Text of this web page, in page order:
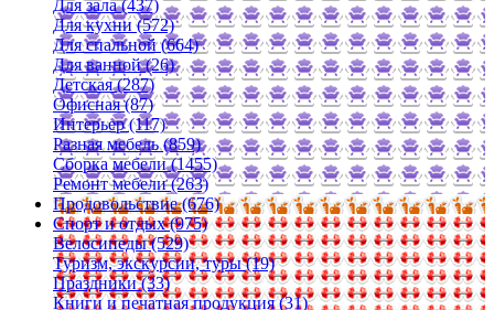
Для зала (437)
Для кухни (572)
Для спальной (664)
Для ванной (26)
Детская (287)
Офисная (87)
Интерьер (117)
Разная мебель (859)
Сборка мебели (1455)
Ремонт мебели (263)
Продовольствие (676)
Спорт и отдых (975)
Велосипеды (529)
Туризм, экскурсии, туры (19)
Праздники (33)
Книги и печатная продукция (31)